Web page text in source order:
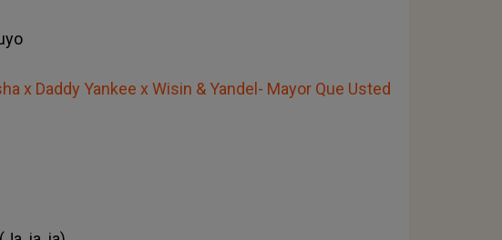
x Daddy Yankee x Wisin & Yandel- Mayor Que Usted